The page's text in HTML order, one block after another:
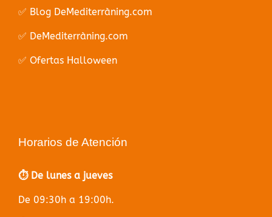
✅ Blog DeMediterràning.com
✅ DeMediterràning.com
✅ Ofertas Halloween
Horarios de Atención
⏱️ De lunes a jueves
De 09:30h a 19:00h.